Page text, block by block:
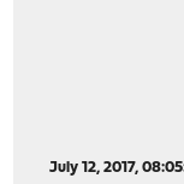
July 12, 2017,